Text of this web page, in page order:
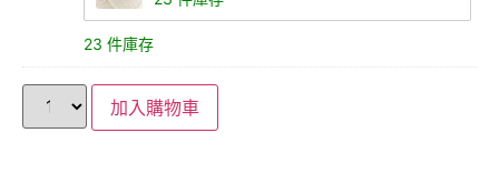
23 件庫存
加入購物車